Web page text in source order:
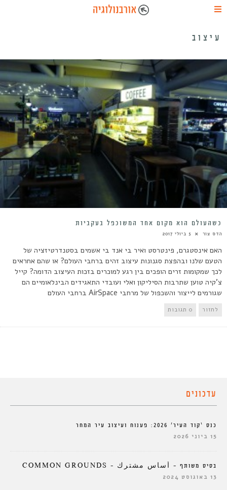
עיצוב
כשהעולם הוא מקום אחד המשוכפל בעקביות
הדס צור 5 ביולי 2017
האם אינסטגרם, פינטרסט ואיר בי אנד בי אשמים בסטנדרטיזציה של
הטעם שלנו ובהפצת סגנונות עיצוב זהים ברחבי העולם? או שהם אחראים
לכך שמקומות זרים הופכים בין רגע למוכרים בזכות העיצוב הדומה? קייל
צ'קיה טוען שתרבות הסיליקון ואלי ועובדי התאגידים הבינלאומיים הם
שגורמים לייצור והשכפול של מרחבי AirSpace ברחבי העולם
לחזור 0 תגובות
עדכונים
כנס ‘קוד העיר’ 2026: פענוח ועיצוב עיר המחר
15 ביוני 2026
בסיס משותף – أساس مشترك – COMMON GROUNDS
13 באוגוסט 2024